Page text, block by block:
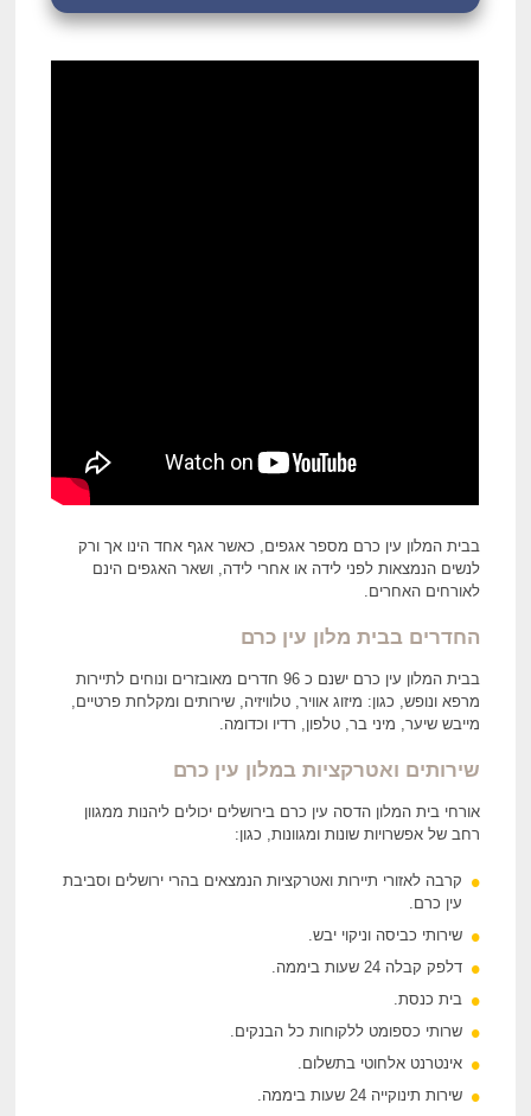
בבית המלון עין כרם מספר אגפים, כאשר אגף אחד הינו אך ורק
לנשים הנמצאות לפני לידה או אחרי לידה, ושאר האגפים הינם
לאורחים האחרים.
החדרים בבית מלון עין כרם
בבית המלון עין כרם ישנם כ 96 חדרים מאובזרים ונוחים לתיירות
מרפא ונופש, כגון: מיזוג אוויר, טלוויזיה, שירותים ומקלחת פרטיים,
מייבש שיער, מיני בר, טלפון, רדיו וכדומה.
שירותים ואטרקציות במלון עין כרם
אורחי בית המלון הדסה עין כרם בירושלים יכולים ליהנות ממגוון
רחב של אפשרויות שונות ומגוונות, כגון:
קרבה לאזורי תיירות ואטרקציות הנמצאים בהרי ירושלים וסביבת
עין כרם.
שירותי כביסה וניקוי יבש.
דלפק קבלה 24 שעות ביממה.
בית כנסת.
שרותי כספומט ללקוחות כל הבנקים.
אינטרנט אלחוטי בתשלום.
שירות תינוקייה 24 שעות ביממה.